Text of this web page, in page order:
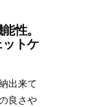
性。
トケ
出来て
良さや